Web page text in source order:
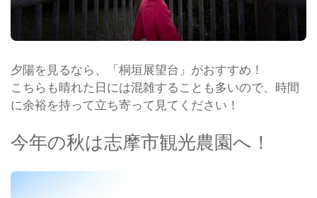
夕陽を見るなら、「桐垣展望台」がおすすめ！
こちらも晴れた日には混雑することも多いので、時間
に余裕を持って立ち寄って見てください！
今年の秋は志摩市観光農園へ！